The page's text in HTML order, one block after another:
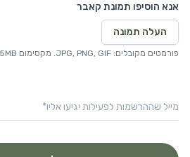
אנא הוסיפו תמונת קאבר
העלה תמונה
פורמטים מקובלים: JPG, PNG, GIF. מקסימום 5MB.
מייל שההרשמות לפעילות יגיעו אליו*